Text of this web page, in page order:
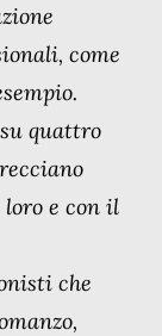
come
quattro
e con il
che